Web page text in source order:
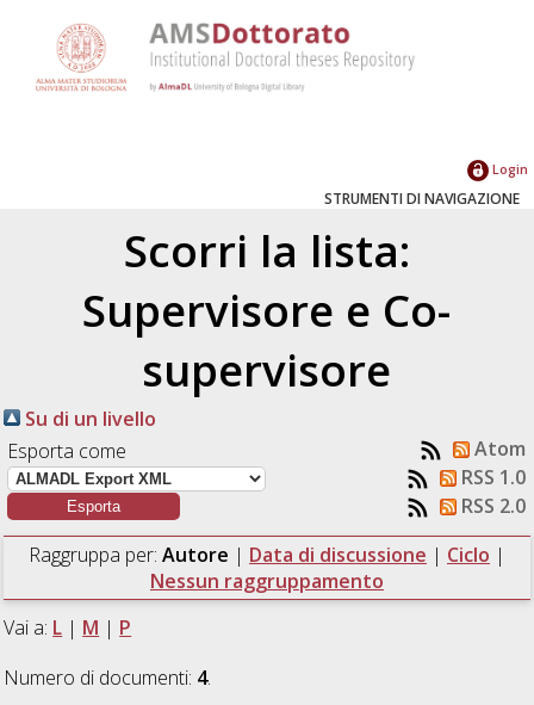
Login
STRUMENTI DI NAVIGAZIONE
Scorri la lista:
Supervisore e Co-
supervisore
Su di un livello
Esporta come
Atom
RSS 1.0
RSS 2.0
Raggruppa per: Autore | Data di discussione | Ciclo |
Nessun raggruppamento
Vai a: L | M | P
Numero di documenti: 4.